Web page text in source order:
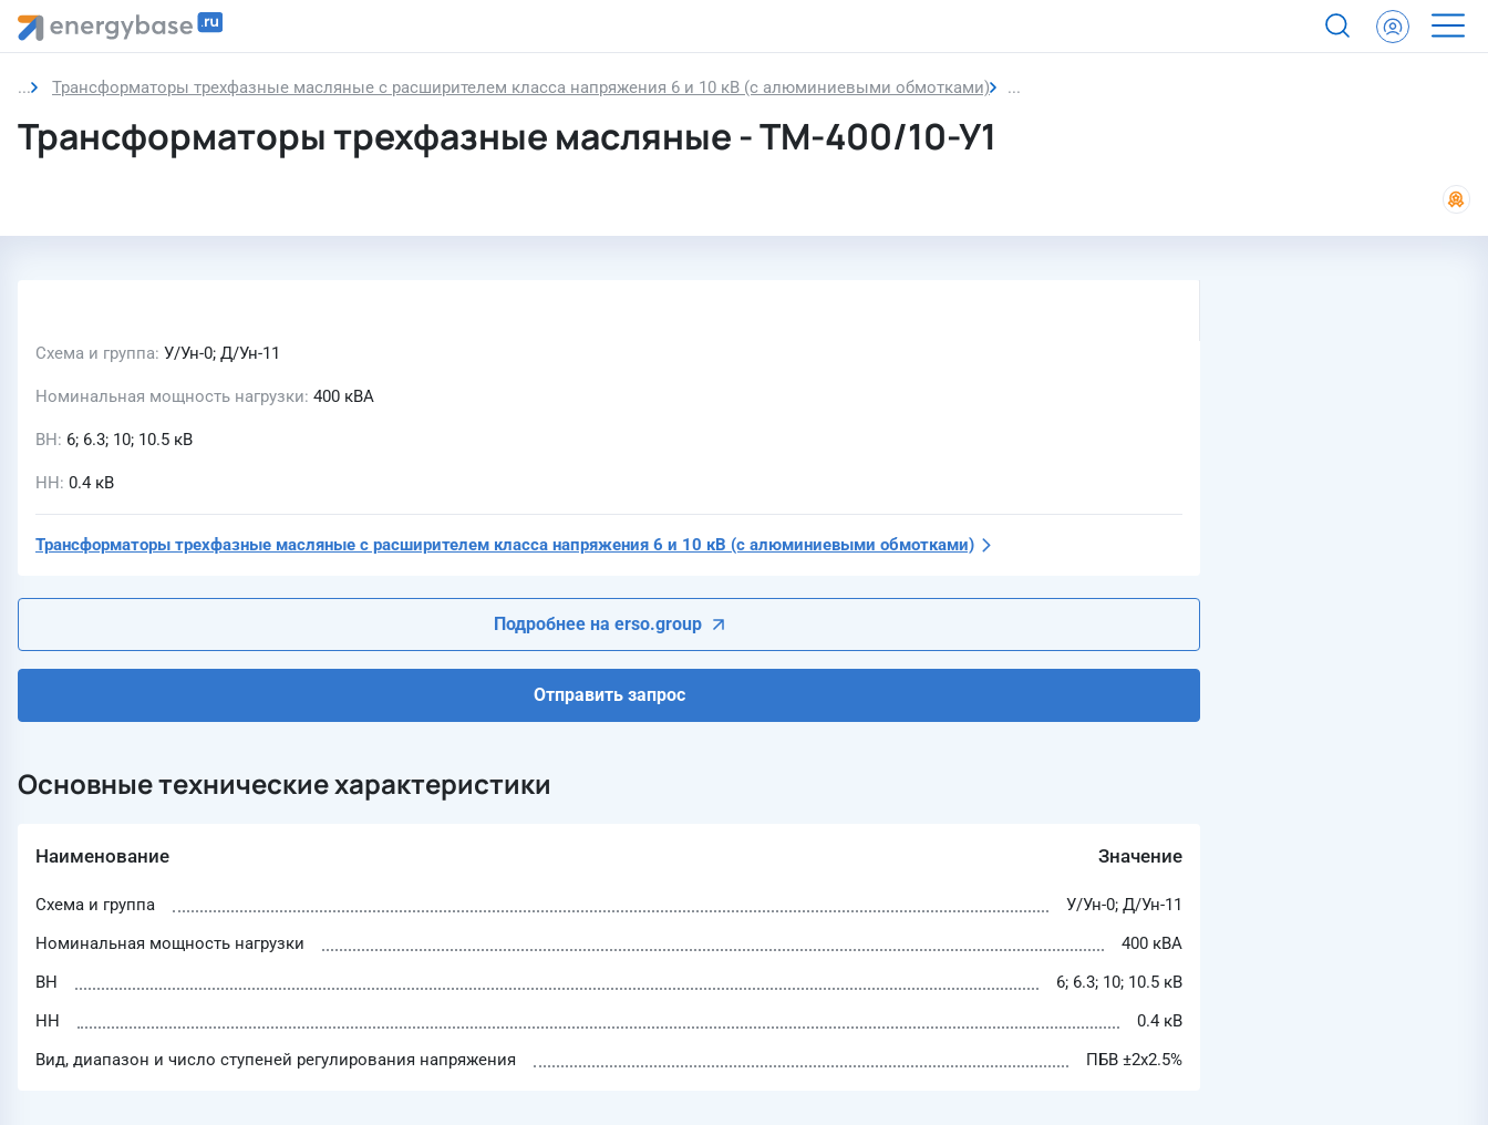
Трансформаторы трехфазные масляные с расширителем класса напряжения 6 и 10 кВ (с алюминиевыми обмотками) Трансформаторы трехфазные масляные
Трансформаторы трехфазные масляные - ТМ-400/10-У1
Схема и группа У/Ун-0; Д/Ун-11
Номинальная мощность нагрузки 400 кВА
ВН 6; 6.3; 10; 10.5 кВ
НН 0.4 кВ
Трансформаторы трехфазные масляные с расширителем класса напряжения 6 и 10 кВ (с алюминиевыми обмотками)
Подробнее на erso.group
Отправить запрос
Основные технические характеристики
Наименование Значение
Схема и группа
У/Ун-0; Д/Ун-11
Номинальная мощность нагрузки
400 кВА
ВН
6; 6.3; 10; 10.5 кВ
НН
0.4 кВ
Вид, диапазон и число ступеней регулирования напряжения
ПБВ ±2х2.5%